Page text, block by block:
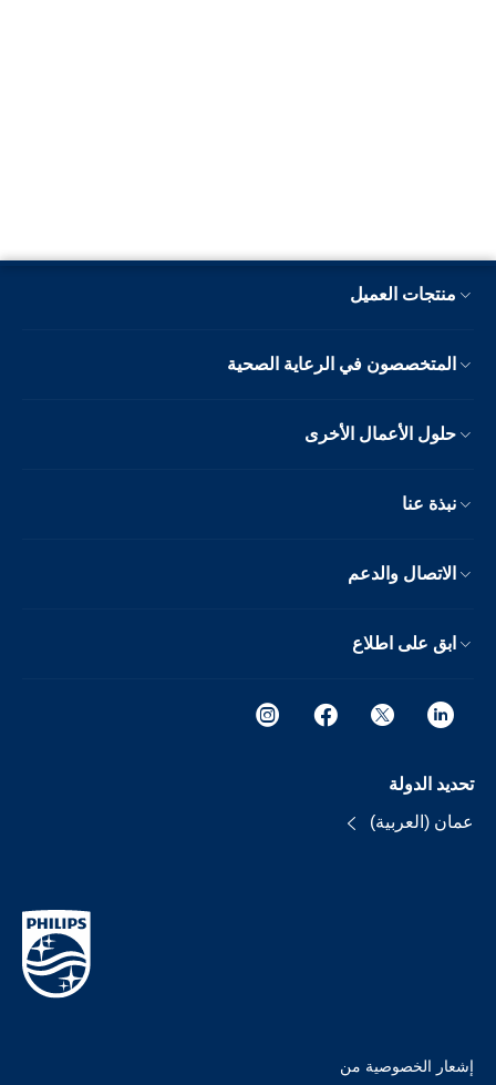
منتجات العميل
المتخصصون في الرعاية الصحية
حلول الأعمال الأخرى
نبذة عنا
الاتصال والدعم
ابق على اطلاع
تحديد الدولة
عمان (العربية)
إشعار الخصوصية من